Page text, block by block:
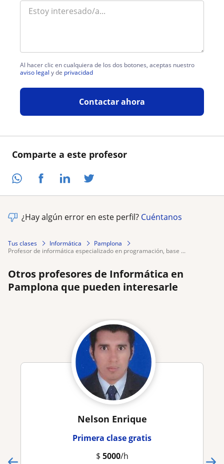
Comparte a este profesor
Al hacer clic en cualquiera de los dos botones, aceptas nuestro
aviso legal y de privacidad
Contactar ahora
¿Hay algún error en este perfil? Cuéntanos
Tus clases Informática
Pamplona
profesor de informática especializado en programación, base ...
Otros profesores de Informática en
Pamplona que pueden interesarle
Nelson Enrique
Primera clase gratis
$ 5000/h